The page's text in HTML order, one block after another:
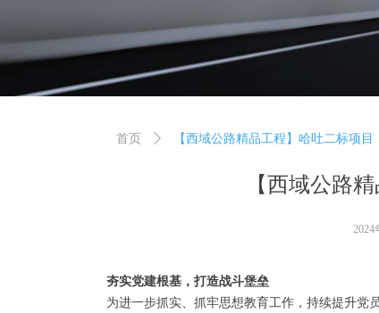
【西域公路
首页 ꄲ 【西域公路精品工程】哈吐二标项
夯实党建根基， 打造战斗堡垒
为进一步抓实、抓牢思想教育工作，持续提升党
2024